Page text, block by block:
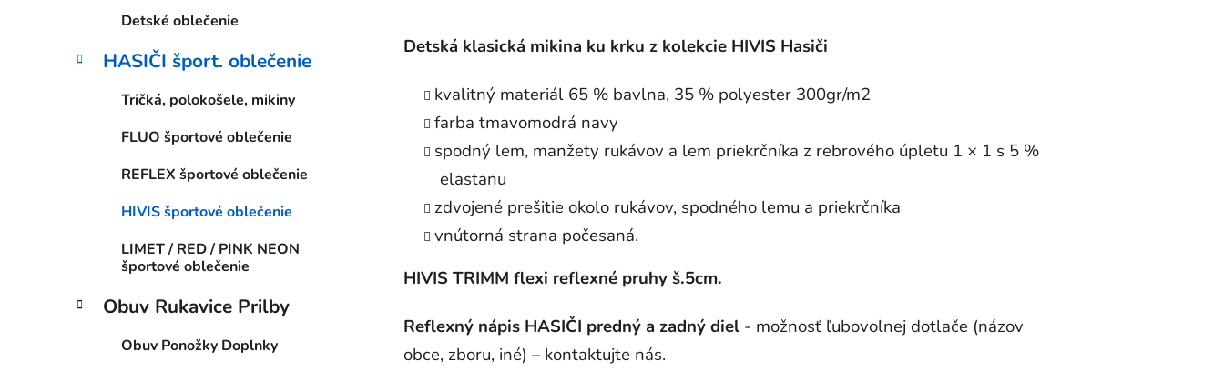
Detské oblečenie
HASIČI šport. oblečenie
Tričká, polokošele, mikiny
FLUO športové oblečenie
REFLEX športové oblečenie
HIVIS športové oblečenie
LIMET / RED / PINK NEON
športové oblečenie
Obuv Rukavice Prilby
Obuv Ponožky Doplnky
Detská klasická mikina ku krku z kolekcie HIVIS Hasiči
kvalitný materiál 65 % bavlna, 35 % polyester 300gr/m2
farba tmavomodrá navy
spodný lem, manžety rukávov a lem priekrčníka z rebrového úpletu 1 × 1 s 5 %
elastanu
zdvojené prešitie okolo rukávov, spodného lemu a priekrčníka
vnútorná strana počesaná.
HIVIS TRIMM flexi reflexné pruhy š.5cm.
Reflexný nápis HASIČI predný a zadný diel - možnosť ľubovoľnej dotlače (názov
obce, zboru, iné) – kontaktujte nás.